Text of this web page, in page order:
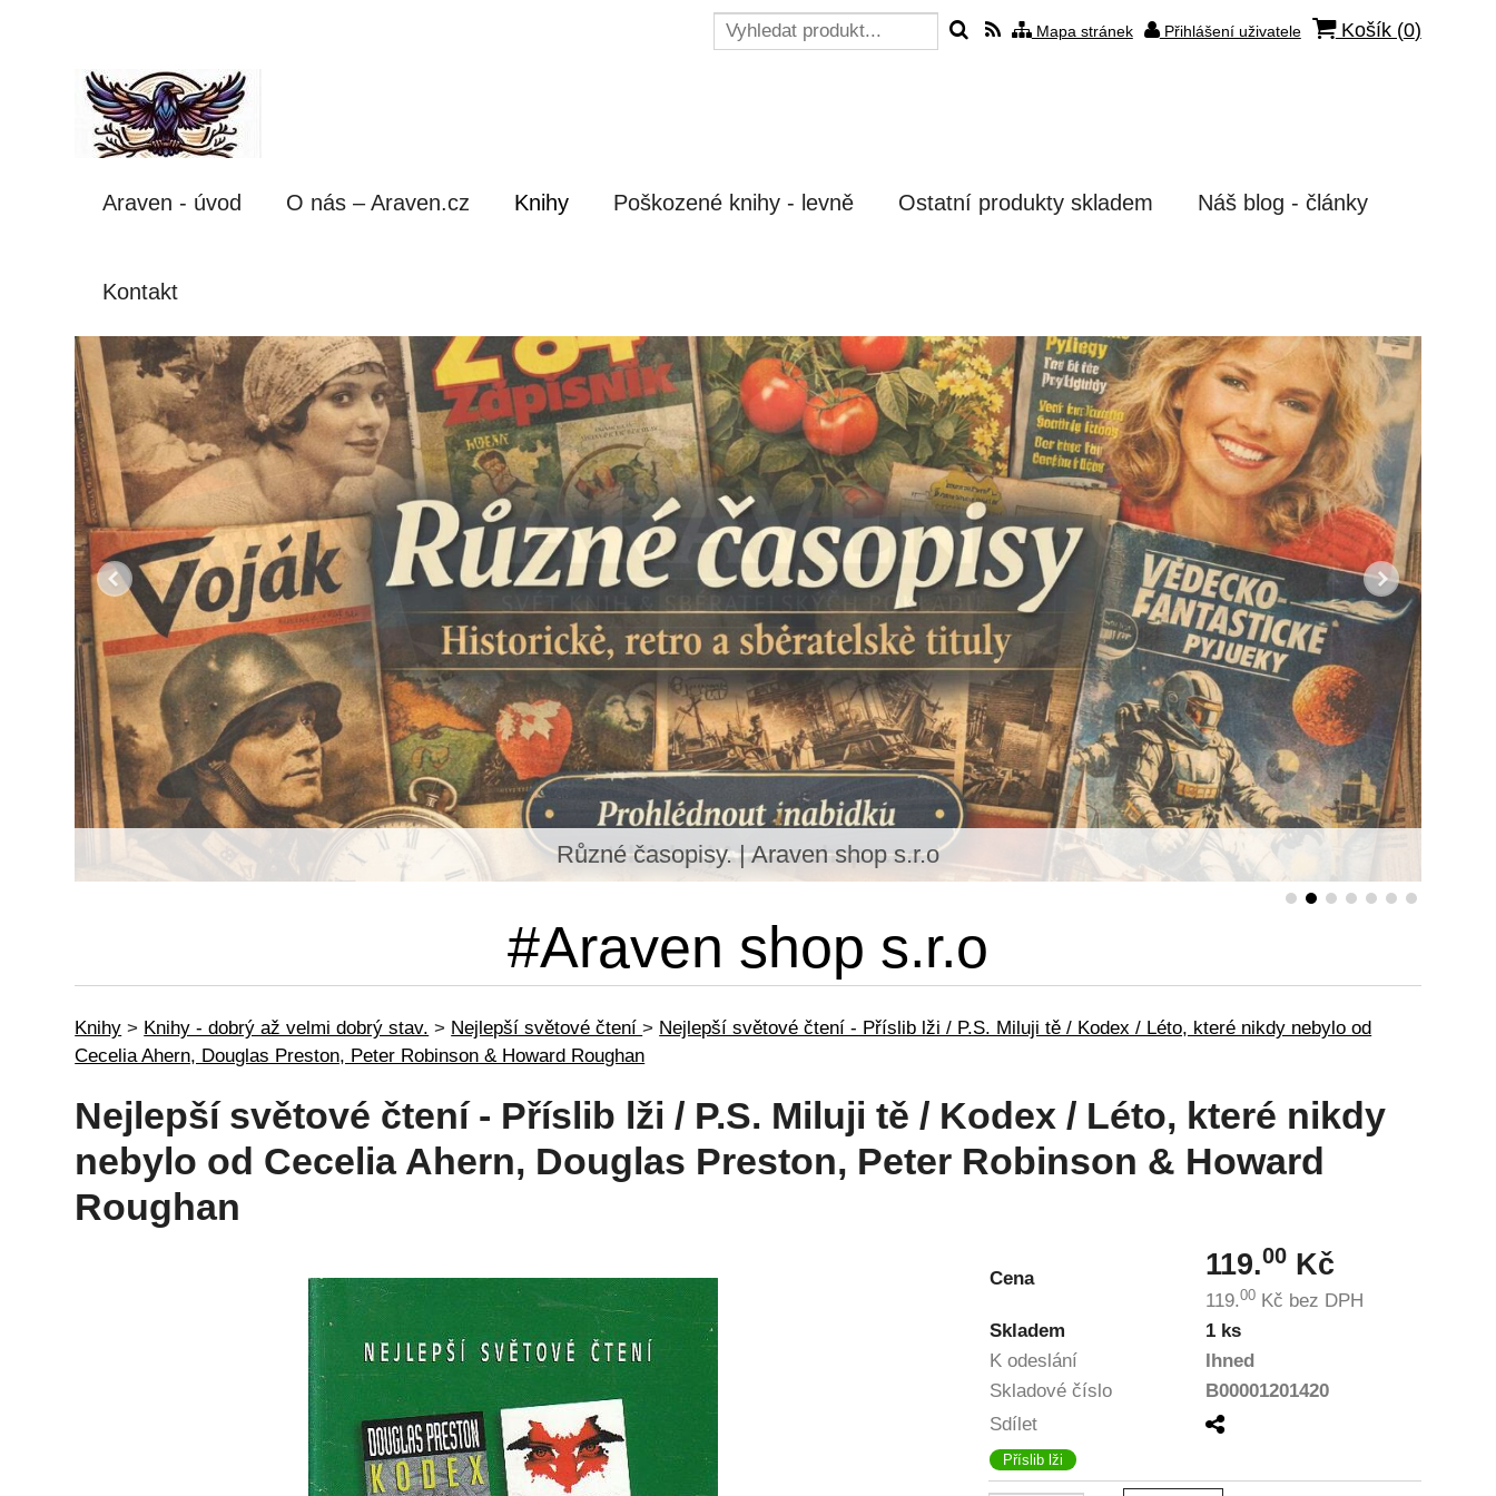
Mapa stránek Přihlášení uživatele Košík (0)
Araven - úvod O nás – Araven.cz Knihy Poškozené knihy - levně Ostatní produkty skladem Náš blog - články
Kontakt
Různé časopisy. | Araven shop s.r.o
#Araven shop s.r.o
Knihy > Knihy - dobrý až velmi dobrý stav. > Nejlepší světové čtení> Nejlepší světové čtení - Příslib lži / P.S. Miluji tě / Kodex / Léto, které nikdy nebylo od
Cecelia Ahern, Douglas Preston, Peter Robinson & Howard Roughan
Nejlepší světové čtení - Příslib lži / P.S. Miluji tě / Kodex / Léto, které nikdy
nebylo od Cecelia Ahern, Douglas Preston, Peter Robinson & Howard
Roughan
Cena 119.00 Kč
119.00 Kč bez DPH
Skladem
1 ks
K odeslání
Ihned
Skladové číslo
B00001201420
Sdílet
Příslib lži